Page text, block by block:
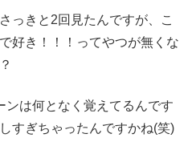
っきと2回見たんですが、こ
好き！！！ってやつが無くな
ンは何となく覚えてるんです
すぎちゃったんですかね(笑)